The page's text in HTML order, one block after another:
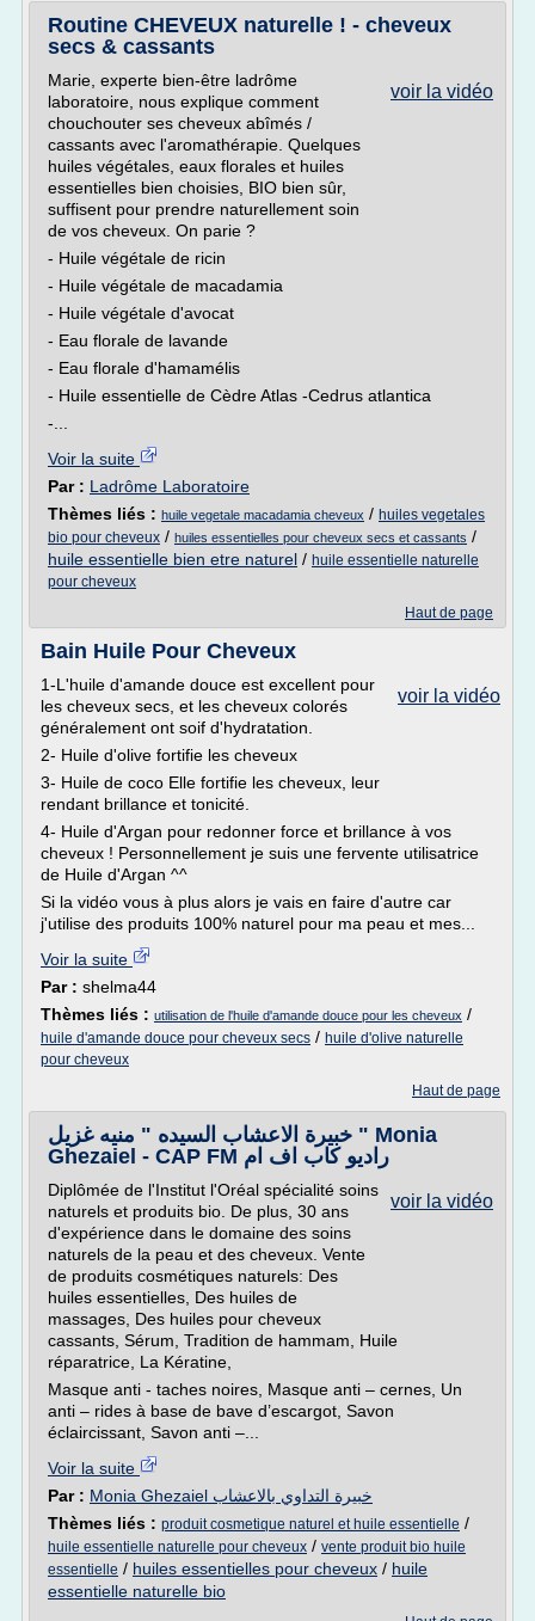
Routine CHEVEUX naturelle ! - cheveux
secs & cassants
voir la vidéo
Marie, experte bien-être ladrôme
laboratoire, nous explique comment
chouchouter ses cheveux abîmés /
cassants avec l'aromathérapie. Quelques
huiles végétales, eaux florales et huiles
essentielles bien choisies, BIO bien sûr,
suffisent pour prendre naturellement soin
de vos cheveux. On parie ?
- Huile végétale de ricin
- Huile végétale de macadamia
- Huile végétale d'avocat
- Eau florale de lavande
- Eau florale d'hamamélis
- Huile essentielle de Cèdre Atlas -Cedrus atlantica
-...
Voir la suite
Par : Ladrôme Laboratoire
Thèmes liés : huile vegetale macadamia cheveux / huiles vegetales
bio pour cheveux / huiles essentielles pour cheveux secs et cassants /
huile essentielle bien etre naturel / huile essentielle naturelle
pour cheveux
Haut de page
Bain Huile Pour Cheveux
voir la vidéo
1-L'huile d'amande douce est excellent pour
les cheveux secs, et les cheveux colorés
généralement ont soif d'hydratation.
2- Huile d'olive fortifie les cheveux
3- Huile de coco Elle fortifie les cheveux, leur
rendant brillance et tonicité.
4- Huile d'Argan pour redonner force et brillance à vos
cheveux ! Personnellement je suis une fervente utilisatrice
de Huile d'Argan ^^
Si la vidéo vous à plus alors je vais en faire d'autre car
j'utilise des produits 100% naturel pour ma peau et mes...
Voir la suite
Par : shelma44
Thèmes liés : utilisation de l'huile d'amande douce pour les cheveux /
huile d'amande douce pour cheveux secs / huile d'olive naturelle
pour cheveux
Haut de page
خبيرة الاعشاب السيده " منيه غزيل " Monia
Ghezaiel - CAP FM راديو كاب اف ام
voir la vidéo
Diplômée de l'Institut l'Oréal spécialité soins
naturels et produits bio. De plus, 30 ans
d'expérience dans le domaine des soins
naturels de la peau et des cheveux. Vente
de produits cosmétiques naturels: Des
huiles essentielles, Des huiles de
massages, Des huiles pour cheveux
cassants, Sérum, Tradition de hammam, Huile
réparatrice, La Kératine,
Masque anti - taches noires, Masque anti – cernes, Un
anti – rides à base de bave d’escargot, Savon
éclaircissant, Savon anti –...
Voir la suite
Par :
Monia Ghezaiel خبيرة التداوي بالاعشاب
Thèmes liés : produit cosmetique naturel et huile essentielle /
huile essentielle naturelle pour cheveux / vente produit bio huile
essentielle / huiles essentielles pour cheveux / huile
essentielle naturelle bio